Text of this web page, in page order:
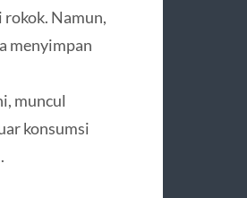
rokok. Namun,
menyimpan
muncul
konsumsi